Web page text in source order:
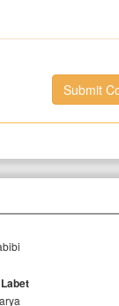
Submit